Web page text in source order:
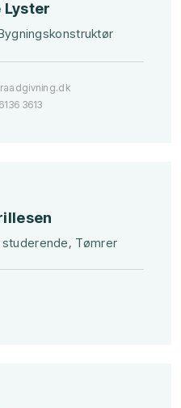
Lyster
6136 3613
Tømrer